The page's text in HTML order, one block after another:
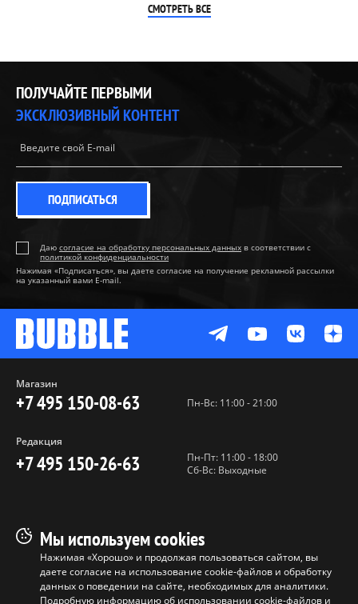
СМОТРЕТЬ ВСЕ
ПОЛУЧАЙТЕ ПЕРВЫМИ
ЭКСКЛЮЗИВНЫЙ КОНТЕНТ
ПОДПИСАТЬСЯ
Даю согласие на обработку персональных данных в соответствии с
политикой конфиденциальности
Нажимая «Подписаться», вы даете согласие на получение рекламной рассылки
на указанный вами E-mail.
Магазин
+7 495 150-08-63 Пн-Вс: 11:00 - 21:00
Редакция
+7 495 150-26-63
Пн-Пт: 11:00 - 18:00
Сб-Вс: Выходные
Пользовательское соглашение
Политика конфиденциальности
Программа лояльности
Условия продажи продукции
Мы используем cookies
Нажимая «Хорошо» и продолжая пользоваться сайтом, вы
даете согласие на использование cookie-файлов и обработку
данных о поведении на сайте, необходимых для аналитики.
Подробную информацию об использовании cookie-файлов и